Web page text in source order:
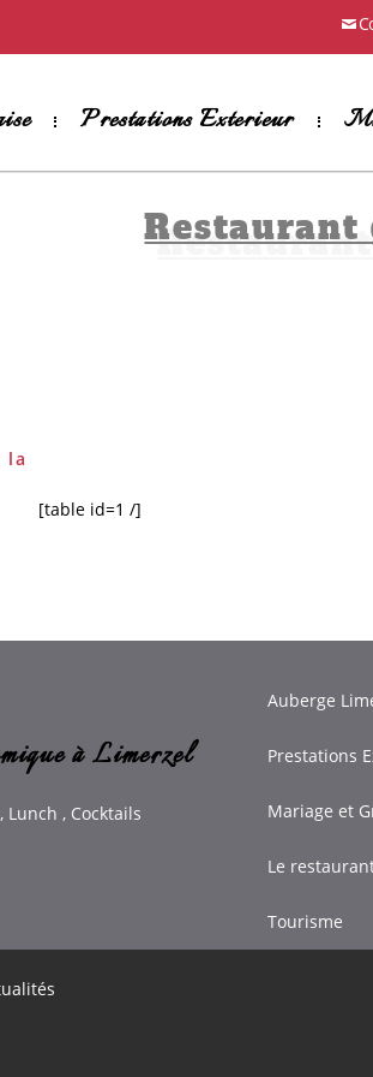
Prestations Exterieur
la
[table id=1 /]
à Limerzel
, Cocktails
Auberge
Prestations
Mariage et
Le
Tourisme